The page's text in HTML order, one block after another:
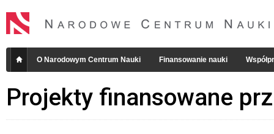
O Narodowym Centrum Nauki Finansowanie nauki
Projekty finansowane